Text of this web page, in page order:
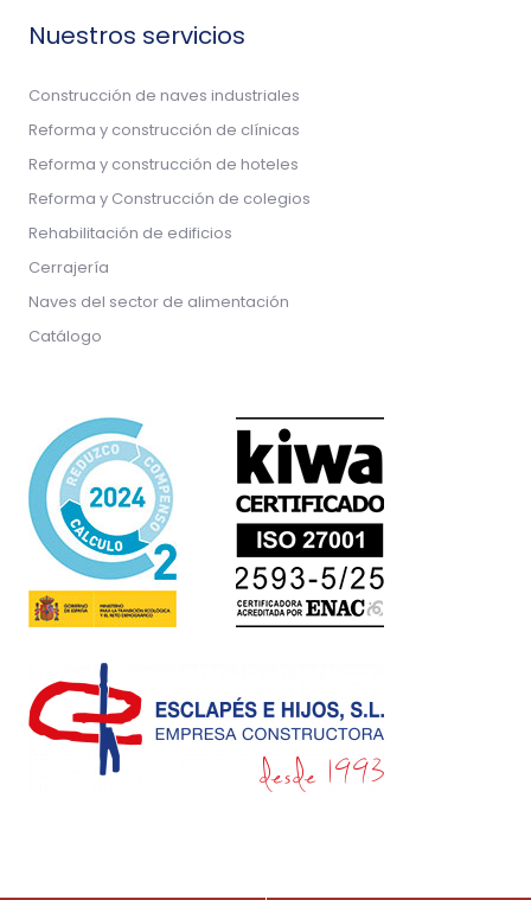
Nuestros servicios
Construcción de naves industriales
Reforma y construcción de clínicas
Reforma y construcción de hoteles
Reforma y Construcción de colegios
Rehabilitación de edificios
Cerrajería
Naves del sector de alimentación
Catálogo